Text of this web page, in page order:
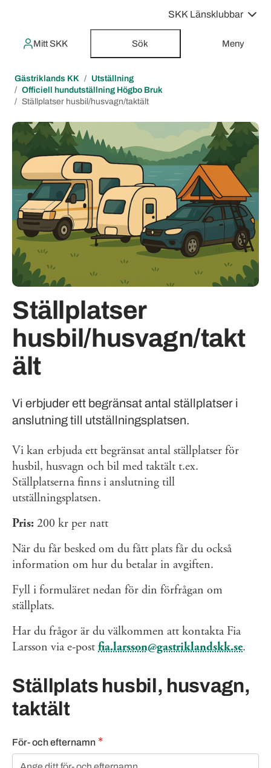
SKK Länsklubbar
Mitt SKK Sök Meny
Gästriklands KK
Utställning
Officiell hundutställning Högbo Bruk
Ställplatser husbil/husvagn/taktält
Ställplatser
husbil/husvagn/takt
ält
Vi erbjuder ett begränsat antal ställplatser i
anslutning till utställningsplatsen.
Vi kan erbjuda ett begränsat antal ställplatser för
husbil, husvagn och bil med taktält t.ex.
Ställplatserna finns i anslutning till
utställningsplatsen.
Pris: 200 kr per natt
När du får besked om du fått plats får du också
information om hur du betalar in avgiften.
Fyll i formuläret nedan för din förfrågan om
ställplats.
Har du frågor är du välkommen att kontakta Fia
Larsson via e-post fia.larsson@gastriklandskk.se.
Ställplats husbil, husvagn,
taktält
För- och efternamn